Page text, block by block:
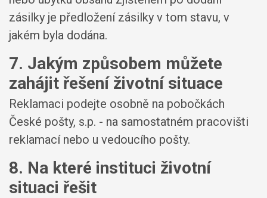
zásilky je předložení zásilky v tom stavu, v
jakém byla dodána.
7. Jakým způsobem můžete
zahájit řešení životní situace
Reklamaci podejte osobně na pobočkách
České pošty, s.p. - na samostatném pracovišti
reklamací nebo u vedoucího pošty.
8. Na které instituci životní
situaci řešit